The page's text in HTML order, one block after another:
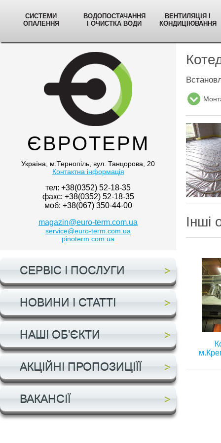
СИСТЕМИ
ОПАЛЕННЯ
ВОДОПОСТАЧАННЯ
І ОЧИСТКА ВОДИ
ВЕНТИЛЯЦІЯ І
КОНДИЦІЮВАННЯ
ЄВРОТЕРМ
Україна, м.Тернопіль, вул. Танцорова, 20
Контактна інформація
тел: +38(0352) 52-18-35
факс: +38(0352) 52-18-35
моб: +38(067) 350-44-00
magazin@euro-term.com.ua
service@euro-term.com.ua
pinoterm.com.ua
СЕРВІС І ПОСЛУГИ
НОВИНИ І СТАТТІ
НАШІ ОБ'ЄКТИ
АКЦІЙНІ ПРОПОЗИЦІЇЇ
ВАКАНСІЇ
Інші